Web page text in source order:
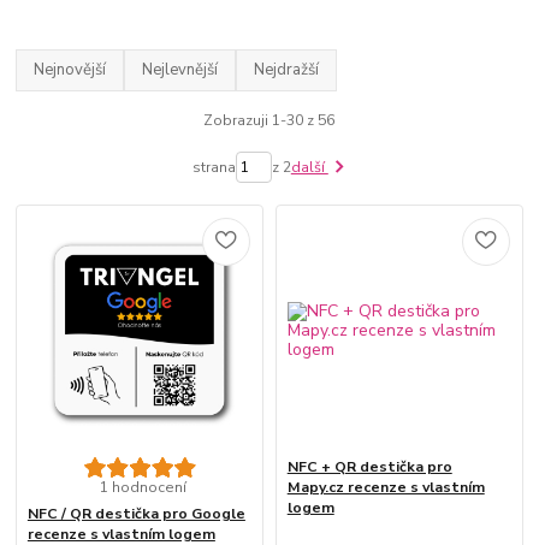
Nejnovější Nejlevnější Nejdražší
Zobrazuji 1-30 z 56
strana z 2další
1 hodnocení
NFC / QR destička pro Google
recenze s vlastním logem
NFC + QR destička pro
Mapy.cz recenze s vlastním
logem